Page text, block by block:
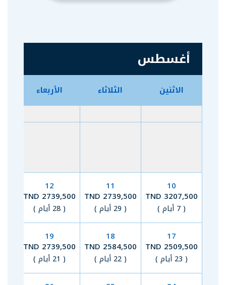
أغسطس
الاثنين الثلاثاء الأربعاء
10
3207,500 TND
( 7 أيام )
11
2739,500 TND
( 29 أيام )
12
2739,500 TND
( 28 أيام )
17
2509,500 TND
( 23 أيام )
18
2584,500 TND
( 22 أيام )
19
2739,500 TND
( 21 أيام )